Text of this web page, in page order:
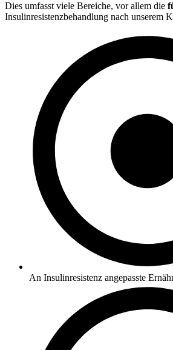
Dies umfasst viele Bereiche, vor allem die
Insulinresistenzbehandlung nach unserem
An Insulinresistenz angepasste